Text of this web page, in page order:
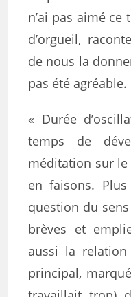
n’ai pas aimé
d’orgueil,
de nous la
pas été agréable.
« Durée
temps de
méditation sur
en faisons.
question du
brèves et
aussi la relation
principal,